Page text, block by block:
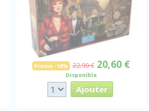
Promo -10% 22,90 € 20,60 €
Disponible